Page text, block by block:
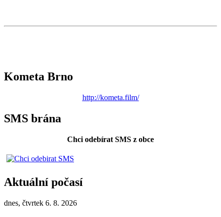
Kometa Brno
http://kometa.film/
SMS brána
Chci odebírat SMS z obce
Aktuální počasí
dnes, čtvrtek 6. 8. 2026